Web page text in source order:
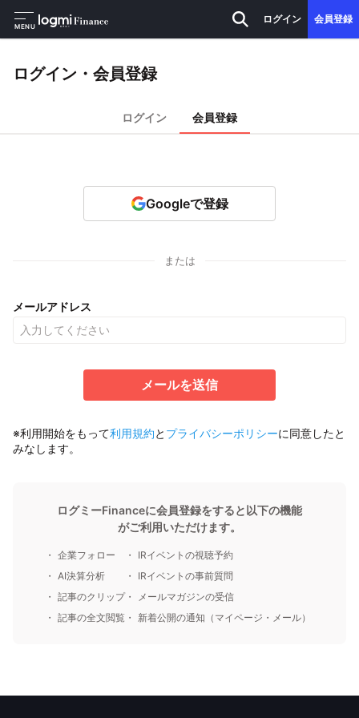
MENU
ログイン 会員登録
ログイン・会員登録
ログイン 会員登録
Googleで登録
または
メールアドレス
メールを送信
※利用開始をもって利用規約と プライバシーポリシーに同意したと
みなします。
ログミーFinanceに会員登録をすると以下の機能
がご利用いただけます。
企業フォロー
AI決算分析
記事のクリップ
記事の全文閲覧
IRイベントの視聴予約
IRイベントの事前質問
メールマガジンの受信
新着公開の通知（マイページ・メール）